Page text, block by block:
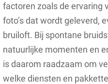
factoren zoals de ervaring
foto’s dat wordt geleverd,
bruiloft. Bij spontane
natuurlijke momenten en
is daarom raadzaam om
welke diensten en